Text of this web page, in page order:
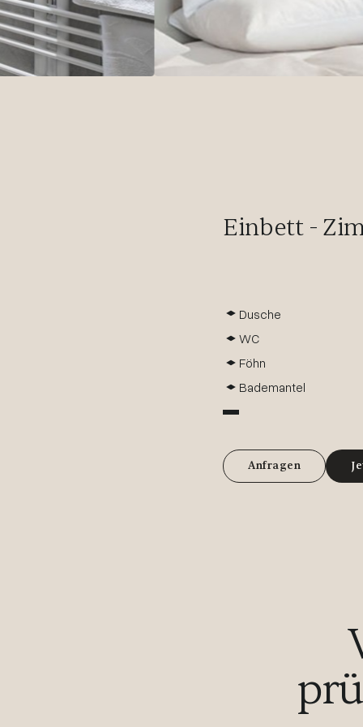
Einbett -
Dusche
WC
Föhn
Bademantel
Anfragen